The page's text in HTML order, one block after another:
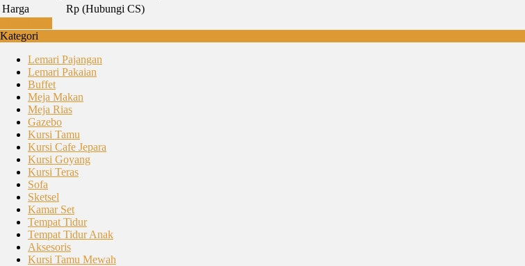
Harga
Rp (Hubungi CS)
Kategori
Lemari Pajangan
Lemari Pakaian
Buffet
Meja Makan
Meja Rias
Gazebo
Kursi Tamu
Kursi Cafe Jepara
Kursi Goyang
Kursi Teras
Sofa
Sketsel
Kamar Set
Tempat Tidur
Tempat Tidur Anak
Aksesoris
Kursi Tamu Mewah